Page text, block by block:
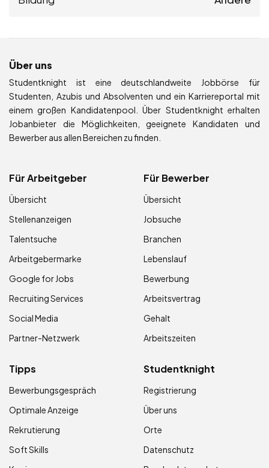
Über uns
Studentknight ist eine deutschlandweite Jobbörse für
Studenten, Azubis und Absolventen und ein Karriereportal mit
einem großen Kandidatenpool. Über Studentknight erhalten
Jobanbieter die Möglichkeiten, geeignete Kandidaten und
Bewerber aus allen Bereichen zu finden.
Für Arbeitgeber
Übersicht
Stellenanzeigen
Talentsuche
Arbeitgebermarke
Google for Jobs
Recruiting Services
Social Media
Partner-Netzwerk
Für Bewerber
Übersicht
Jobsuche
Branchen
Lebenslauf
Bewerbung
Arbeitsvertrag
Gehalt
Arbeitszeiten
Tipps
Bewerbungsgespräch
Optimale Anzeige
Rekrutierung
Soft Skills
Studentknight
Registrierung
Über uns
Orte
Datenschutz